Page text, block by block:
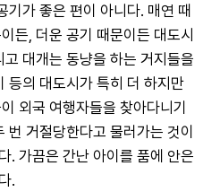
기가 좋은 편이 아니다. 매연 때
든, 더운 공기 때문이든 대도시
대개는 동냥을 하는 거지들을
등의 대도시가 특히 더 하지만
외국 여행자들을 찾아다니기
번 거절당한다고 물러가는 것이
. 가끔은 간난 아이를 품에 안은
.